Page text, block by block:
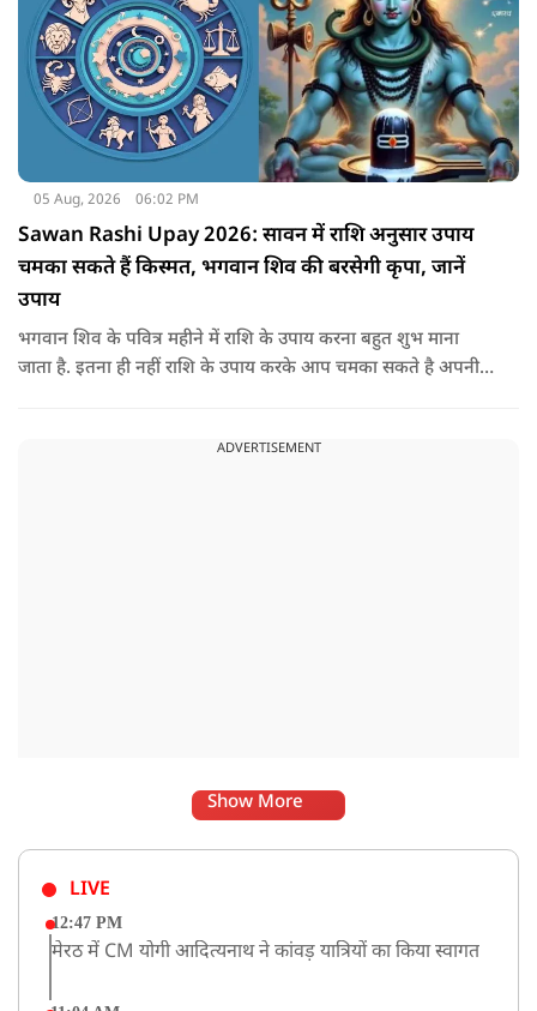
05 Aug, 2026 06:02 PM
Sawan Rashi Upay 2026: सावन में राशि अनुसार उपाय
चमका सकते हैं किस्मत, भगवान शिव की बरसेगी कृपा, जानें
उपाय
भगवान शिव के पवित्र महीने में राशि के उपाय करना बहुत शुभ माना
जाता है. इतना ही नहीं राशि के उपाय करके आप चमका सकते है अपनी
ADVERTISEMENT
Show More
LIVE
12:47 PM
मेरठ में CM योगी आदित्यनाथ ने कांवड़ यात्रियों का किया स्वागत